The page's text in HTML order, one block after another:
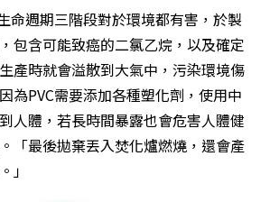
命週期三階段對於環境都有害，於製
包含可能致癌的二氯乙烷，以及確定
產時就會溢散到大氣中，污染環境傷
為PVC需要添加各種塑化劑，使用中
人體，若長時間暴露也會危害人體健
「最後拋棄丟入焚化爐燃燒，還會產
」